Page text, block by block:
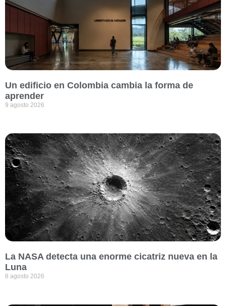
Un edificio en Colombia cambia la forma de
aprender
9 agosto 2026
La NASA detecta una enorme cicatriz nueva en la
Luna
8 agosto 2026